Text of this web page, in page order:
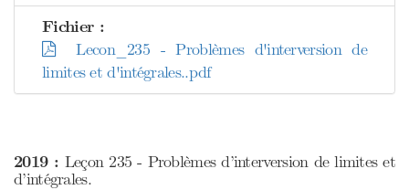
Fichier :
Lecon_235 - Problèmes d'interversion de
limites et d'intégrales..pdf
2019 : Leçon 235 - Problèmes d’interversion de limites et
d’intégrales.